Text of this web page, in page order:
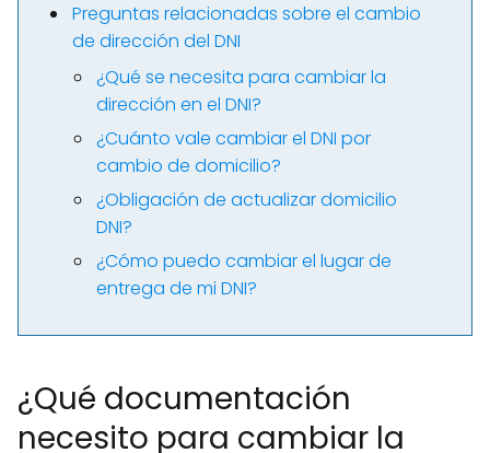
Preguntas relacionadas sobre el cambio
de dirección del DNI
¿Qué se necesita para cambiar la
dirección en el DNI?
¿Cuánto vale cambiar el DNI por
cambio de domicilio?
¿Obligación de actualizar domicilio
DNI?
¿Cómo puedo cambiar el lugar de
entrega de mi DNI?
¿Qué documentación
necesito para cambiar la